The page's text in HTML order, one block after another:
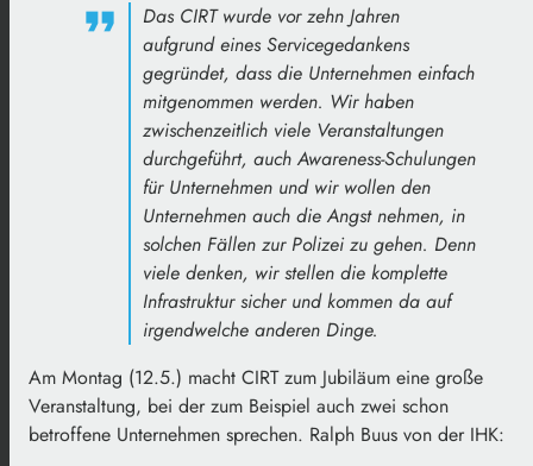
Das CIRT wurde vor zehn Jahren
aufgrund eines Servicegedankens
gegründet, dass die Unternehmen einfach
mitgenommen werden. Wir haben
zwischenzeitlich viele Veranstaltungen
durchgeführt, auch Awareness-Schulungen
für Unternehmen und wir wollen den
Unternehmen auch die Angst nehmen, in
solchen Fällen zur Polizei zu gehen. Denn
viele denken, wir stellen die komplette
Infrastruktur sicher und kommen da auf
irgendwelche anderen Dinge.
Am Montag (12.5.) macht CIRT zum Jubiläum eine große
Veranstaltung, bei der zum Beispiel auch zwei schon
betroffene Unternehmen sprechen. Ralph Buus von der IHK: